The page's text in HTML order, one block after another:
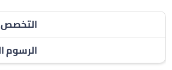
التخصص
الرسوم